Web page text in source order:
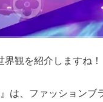
観を紹介しますね！
は、ファッション